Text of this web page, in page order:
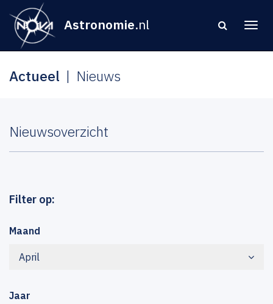
Astronomie.nl
Actueel Nieuws
Nieuwsoverzicht
Filter op:
Maand
April
Jaar